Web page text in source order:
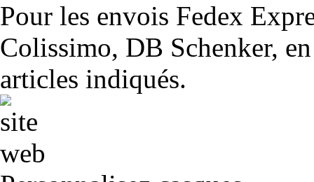
Pour les envois Fedex
Colissimo, DB Schenker,
articles indiqués.